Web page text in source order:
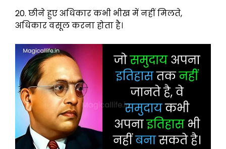
20. छीने हुए अधिकार कभी भीख में नहीं मिलते,
अधिकार वसूल करना होता है।